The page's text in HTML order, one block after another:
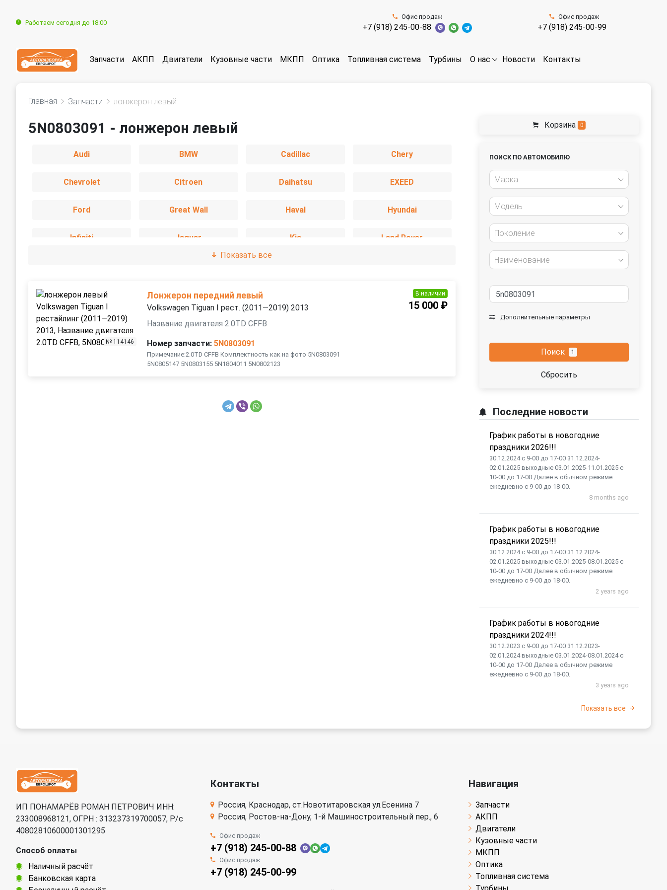
Работаем сегодня до 18:00
Офис продаж
+7 (918) 245-00-88
Офис продаж
+7 (918) 245-00-99
Запчасти АКПП Двигатели Кузовные части МКПП Оптика Топливная система Турбины О нас Новости Контакты
Главная Запчасти лонжерон левый
5N0803091 - лонжерон левый
Audi BMW Cadillac Chery
Chevrolet Citroen Daihatsu EXEED
Ford Great Wall Haval Hyundai
Infiniti Jaguar Kia Land Rover
Mitsubishi Nissan Peugeot
Renault SEAT
Suzuki Tesla
Показать все
№ 114146
Лонжерон передний левый
Volkswagen Tiguan I рест. (2011—2019) 2013
Название двигателя 2.0TD CFFB
Номер запчасти: 5N0803091
Примечание:2.0TD CFFB Комплектность как на фото 5N0803091
5N0805147 5N0803155 5N1804011 5N0802123
В наличии
15 000 ₽
Корзина 0
ПОИСК ПО АВТОМОБИЛЮ
Марка
Модель
Поколение
Наименование
Дополнительные параметры
Поиск 1
Сбросить
Последние новости
График работы в новогодние
праздники 2026!!!
30.12.2024 с 9-00 до 17-00 31.12.2024-
02.01.2025 выходные 03.01.2025-11.01.2025 с
10-00 до 17-00 Далее в обычном режиме
ежедневно с 9-00 до 18-00.
8 months ago
График работы в новогодние
праздники 2025!!!
30.12.2024 с 9-00 до 17-00 31.12.2024-
02.01.2025 выходные 03.01.2025-08.01.2025 с
10-00 до 17-00 Далее в обычном режиме
ежедневно с 9-00 до 18-00.
2 years ago
График работы в новогодние
праздники 2024!!!
30.12.2023 с 9-00 до 17-00 31.12.2023-
02.01.2024 выходные 03.01.2024-08.01.2024 с
10-00 до 17-00 Далее в обычном режиме
ежедневно с 9-00 до 18-00.
3 years ago
Показать все
ИП ПОНАМАРЁВ РОМАН ПЕТРОВИЧ ИНН:
233008968121, ОГРН : 313237319700057, Р/c
40802810600001301295
Способ оплаты
Наличный расчёт
Банковская карта
Контакты
Россия, Краснодар, ст.Новотитаровская ул.Есенина 7
Россия, Ростов-на-Дону, 1-й Машиностроительный пер., 6
Офис продаж
+7 (918) 245-00-88
Офис продаж
+7 (918) 245-00-99
Навигация
Запчасти
АКПП
Двигатели
Кузовные части
МКПП
Оптика
Топливная система